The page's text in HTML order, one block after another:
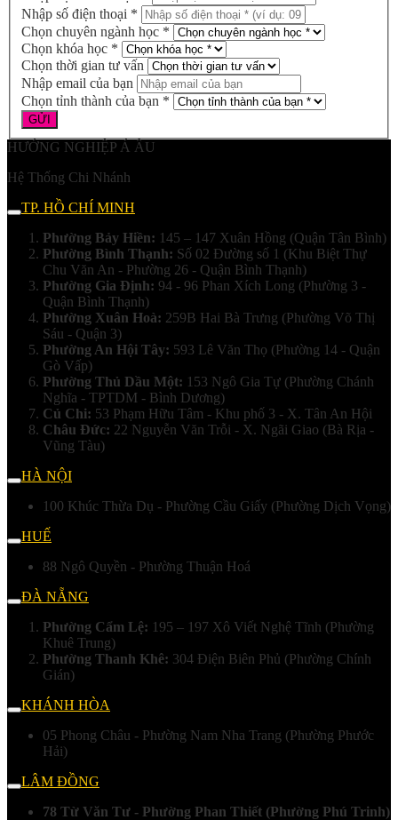
Nhập số điện thoại *
Chọn chuyên ngành học *
Chọn khóa học *
Chọn thời gian tư vấn
Nhập email của bạn
Chọn tỉnh thành của bạn *
HƯỚNG NGHIỆP Á ÂU
Hệ Thống Chi Nhánh
TP. HỒ CHÍ MINH
Phường Bảy Hiền: 145 – 147 Xuân Hồng (Quận Tân Bình)
Phường Bình Thạnh: Số 02 Đường số 1 (Khu Biệt Thự
Chu Văn An - Phường 26 - Quận Bình Thạnh)
Phường Gia Định: 94 - 96 Phan Xích Long (Phường 3 -
Quận Bình Thạnh)
Phường Xuân Hoà: 259B Hai Bà Trưng (Phường Võ Thị
Sáu - Quận 3)
Phường An Hội Tây: 593 Lê Văn Thọ (Phường 14 - Quận
Gò Vấp)
Phường Thủ Dầu Một: 153 Ngô Gia Tự (Phường Chánh
Nghĩa - TPTDM - Bình Dương)
Củ Chi: 53 Phạm Hữu Tâm - Khu phố 3 - X. Tân An Hội
Châu Đức: 22 Nguyễn Văn Trỗi - X. Ngãi Giao (Bà Rịa -
Vũng Tàu)
HÀ NỘI
100 Khúc Thừa Dụ - Phường Cầu Giấy (Phường Dịch Vọng)
HUẾ
88 Ngô Quyền - Phường Thuận Hoá
ĐÀ NẴNG
Phường Cẩm Lệ: 195 – 197 Xô Viết Nghệ Tĩnh (Phường
Khuê Trung)
Phường Thanh Khê: 304 Điện Biên Phủ (Phường Chính
Gián)
KHÁNH HÒA
05 Phong Châu - Phường Nam Nha Trang (Phường Phước
Hải)
LÂM ĐỒNG
78 Từ Văn Tư - Phường Phan Thiết (Phường Phú Trinh)